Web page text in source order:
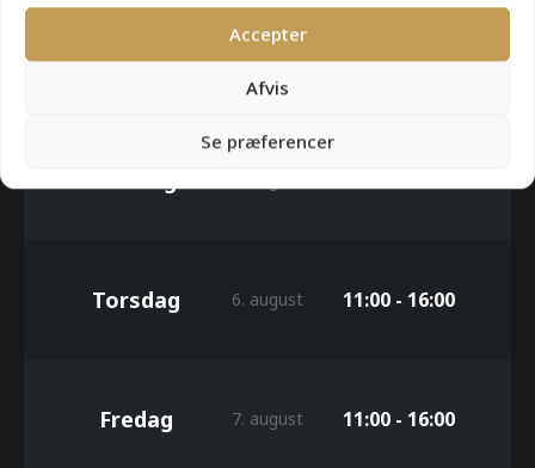
Accepter
Afvis
Se præferencer
Tirsdag 4. august 11:00 - 16:00
Torsdag 6. august 11:00 - 16:00
Fredag 7. august 11:00 - 16:00